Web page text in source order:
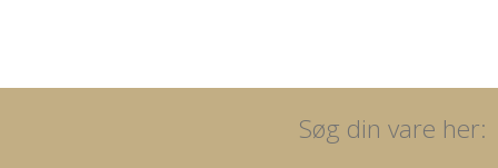
Søg din vare her: